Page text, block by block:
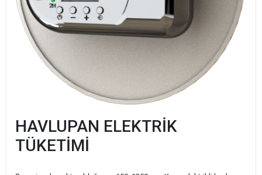
HAVLUPAN ELEKTRİK
TÜKETİMİ